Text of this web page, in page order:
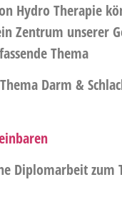
Hydro Therapie
Zentrum unserer
Thema
Darm &
Diplomarbeit zum